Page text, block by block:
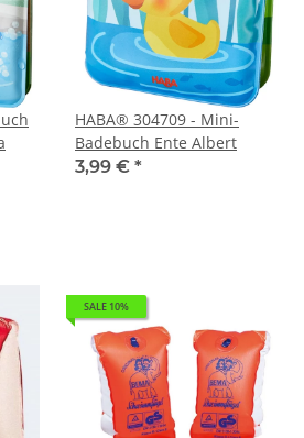
HABA® 304709 - Mini-
Badebuch Ente Albert
3,99 € *
SALE 10%